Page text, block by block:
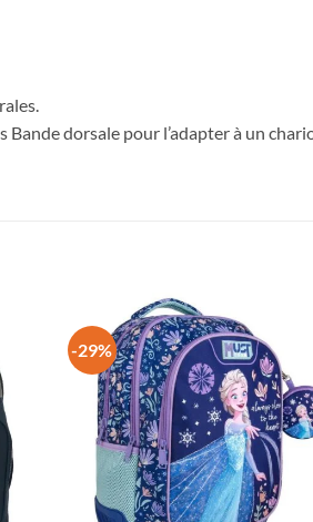
dorsale pour l’adapter à un
-29%